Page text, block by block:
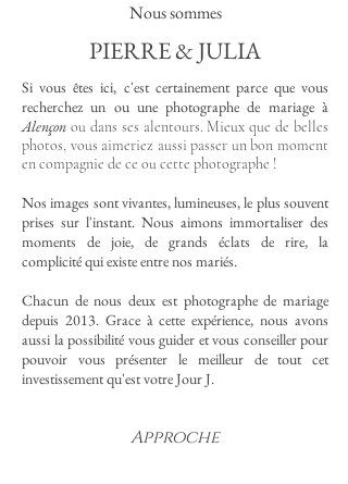
Nous sommes
PIERRE & JULIA
Si vous êtes ici, c'est certainement parce que vous
recherchez un ou une photographe de mariage à
Alençon ou dans ses alentours. Mieux que de belles
photos, vous aimeriez aussi passer un bon moment
en compagnie de ce ou cette photographe !
Nos images sont vivantes, lumineuses, le plus souvent
prises sur l'instant. Nous aimons immortaliser des
moments de joie, de grands éclats de rire, la
complicité qui existe entre nos mariés.
Chacun de nous deux est photographe de mariage
depuis 2013. Grace à cette expérience, nous avons
aussi la possibilité vous guider et vous conseiller pour
pouvoir vous présenter le meilleur de tout cet
investissement qu'est votre Jour J.
Approche